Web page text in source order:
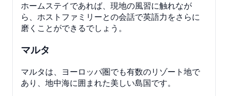
ホームステイであれば、現地の風習に触れなが
ら、ホストファミリーとの会話で英語力をさらに
磨くことができるでしょう。
マルタ
マルタは、ヨーロッパ圏でも有数のリゾート地で
あり、地中海に囲まれた美しい島国です。